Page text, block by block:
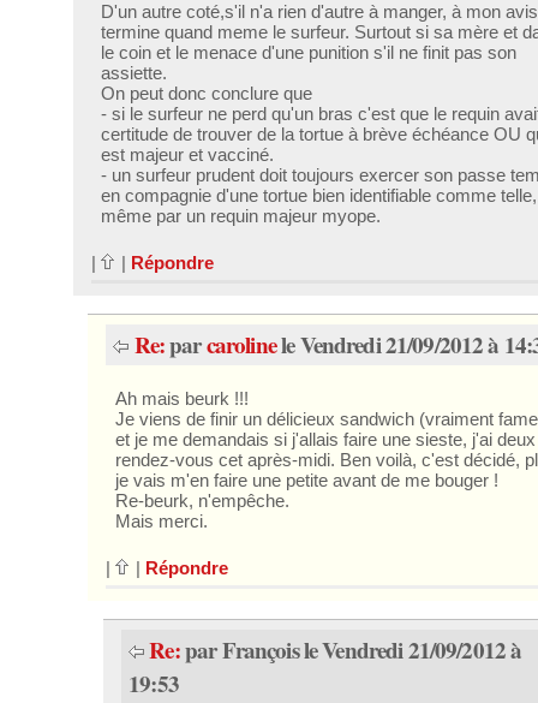
D'un autre coté,s'il n'a rien d'autre à manger, à mon
termine quand meme le surfeur. Surtout si sa mère et
le coin et le menace d'une punition s'il ne finit pas son
assiette.
On peut donc conclure que
- si le surfeur ne perd qu'un bras c'est que le requin
certitude de trouver de la tortue à brève échéance OU
est majeur et vacciné.
- un surfeur prudent doit toujours exercer son passe
en compagnie d'une tortue bien identifiable comme telle,
même par un requin majeur myope.
| | Répondre
Re:parcarolinele Vendredi 21/09/2012 à
Ah mais beurk !!!
Je viens de finir un délicieux sandwich (vraiment
et je me demandais si j'allais faire une sieste, j'ai deux
rendez-vous cet après-midi. Ben voilà, c'est décidé,
je vais m'en faire une petite avant de me bouger !
Re-beurk, n'empêche.
Mais merci.
| Répondre
Re:par François le Vendredi 21/09/2012 à
19:53